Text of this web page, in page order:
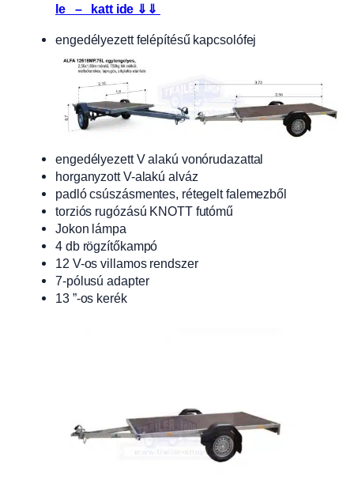
le – katt ide ⇓⇓
engedélyezett felépítésű kapcsolófej
engedélyezett V alakú vonórudazattal
horganyzott V-alakú alváz
padló csúszásmentes, rétegelt falemezből
torziós rugózású KNOTT futómű
Jokon lámpa
4 db rögzítőkampó
12 V-os villamos rendszer
7-pólusú adapter
13 ”-os kerék